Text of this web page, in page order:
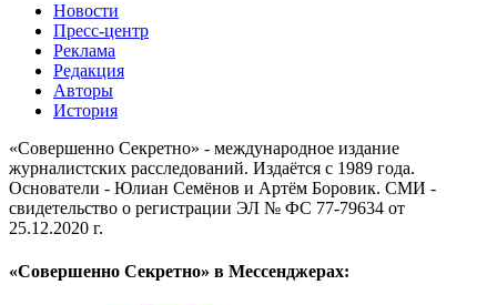
Новости
Пресс-центр
Реклама
Редакция
Авторы
История
«Совершенно Секретно» - международное издание
журналистских расследований. Издаётся с 1989 года.
Основатели - Юлиан Семёнов и Артём Боровик. CМИ -
свидетельство о регистрации ЭЛ № ФС 77-79634 от
25.12.2020 г.
«Совершенно Секретно» в Мессенджерах: